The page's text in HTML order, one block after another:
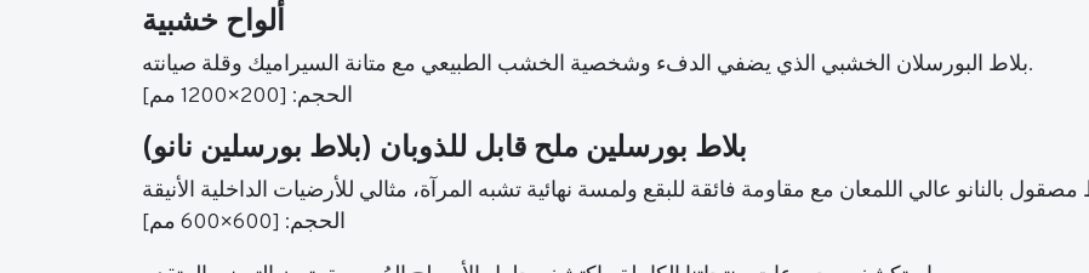
ألواح خشبية
بلاط البورسلان الخشبي الذي يضفي الدفء وشخصية الخشب الطبيعي مع متانة السيراميك وقلة صيانته.
الحجم: [200×1200 مم]
بلاط بورسلين ملح قابل للذوبان (بلاط بورسلين نانو)
الحجم: [600×600 مم]